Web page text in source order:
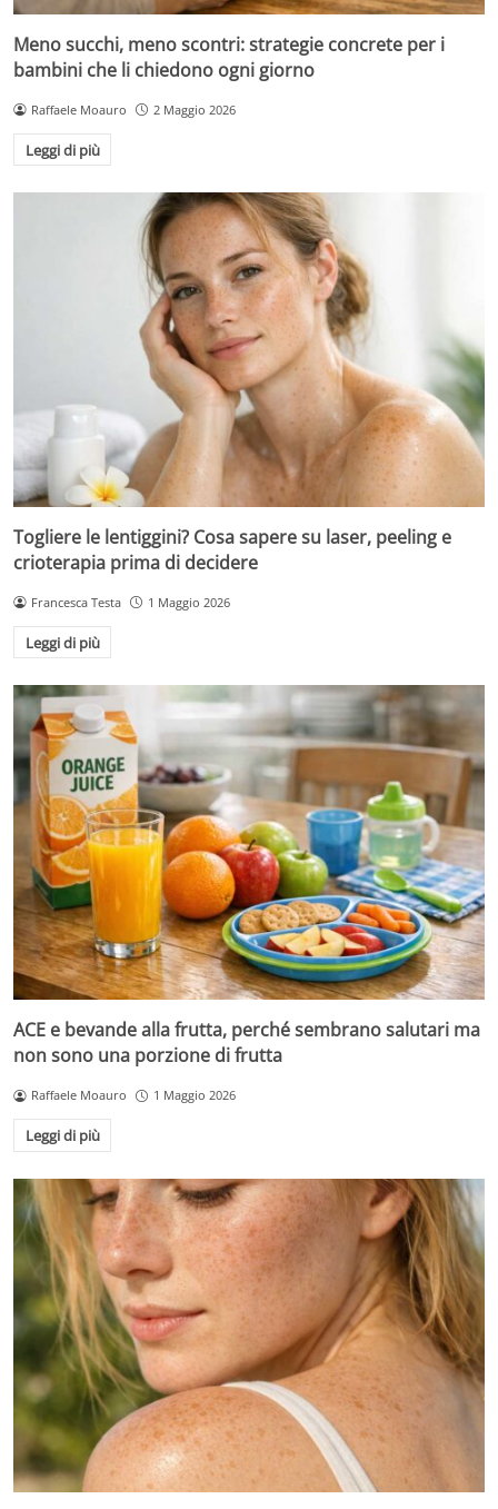
Meno succhi, meno scontri: strategie concrete per i
bambini che li chiedono ogni giorno
Raffaele Moauro 2 Maggio 2026
Leggi di più
Togliere le lentiggini? Cosa sapere su laser, peeling e
crioterapia prima di decidere
Francesca Testa 1 Maggio 2026
Leggi di più
ACE e bevande alla frutta, perché sembrano salutari ma
non sono una porzione di frutta
Raffaele Moauro 1 Maggio 2026
Leggi di più